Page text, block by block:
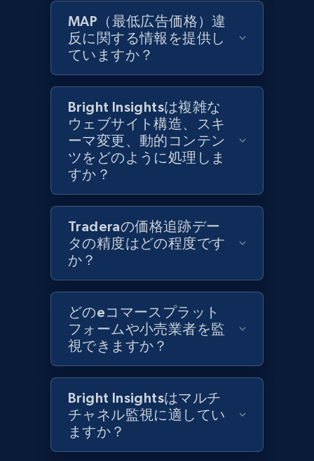
Zara - Products
Category id, Product id, Product name, Price,
208+ 今すぐ始める
Zara - Products - discovery by category url
Category id, Product id, Product name, Price,
Currency, Colour code, Colour, Description, and
1.2K+ 208+ 今すぐ始める
Best Buy products
URL, Product id, Title, Images, Final price,
Currency, Discount, Initial price, and more.
1.1K+ 148+
MAP（最低広告価格）違
反に関する情報を提供し
ていますか？
Bright Insightsは複雑な
ウェブサイト構造、スキ
ーマ変更、動的コンテン
ツをどのように処理しま
すか？
Traderaの価格追跡デー
タの精度はどの程度です
か？
どのeコマースプラット
フォームや小売業者を監
視できますか？
Bright Insightsはマルチ
チャネル監視に適してい
ますか？